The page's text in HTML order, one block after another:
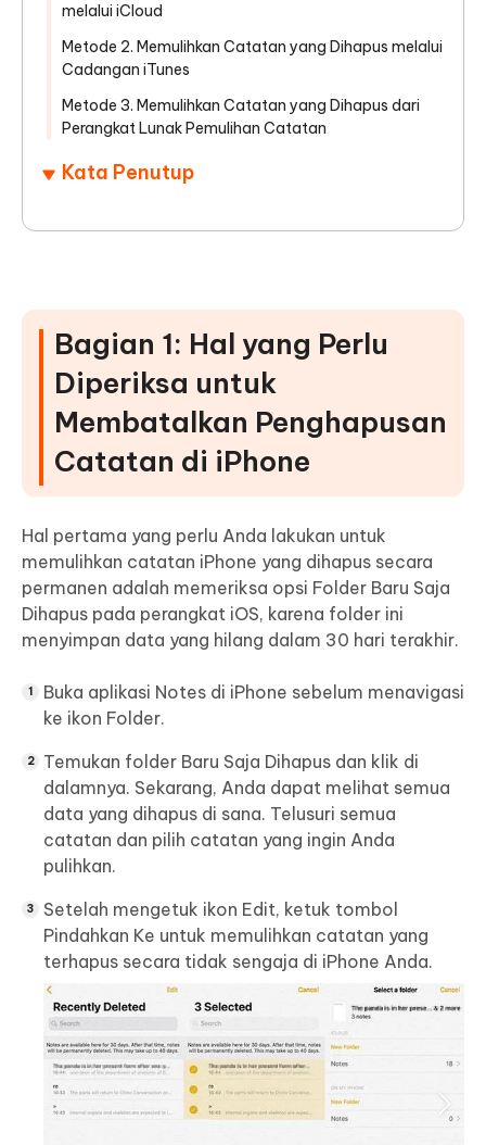
melalui iCloud
Metode 2. Memulihkan Catatan yang Dihapus melalui
Cadangan iTunes
Metode 3. Memulihkan Catatan yang Dihapus dari
Perangkat Lunak Pemulihan Catatan
Kata Penutup
Bagian 1: Hal yang Perlu
Diperiksa untuk
Membatalkan Penghapusan
Catatan di iPhone
Hal pertama yang perlu Anda lakukan untuk
memulihkan catatan iPhone yang dihapus secara
permanen adalah memeriksa opsi Folder Baru Saja
Dihapus pada perangkat iOS, karena folder ini
menyimpan data yang hilang dalam 30 hari terakhir.
Buka aplikasi Notes di iPhone sebelum menavigasi
ke ikon Folder.
Temukan folder Baru Saja Dihapus dan klik di
dalamnya. Sekarang, Anda dapat melihat semua
data yang dihapus di sana. Telusuri semua
catatan dan pilih catatan yang ingin Anda
pulihkan.
Setelah mengetuk ikon Edit, ketuk tombol
Pindahkan Ke untuk memulihkan catatan yang
terhapus secara tidak sengaja di iPhone Anda.